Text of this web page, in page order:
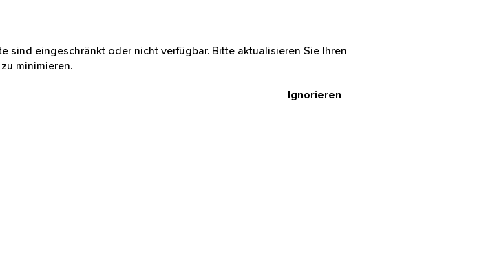
sind eingeschränkt oder nicht verfügbar. Bitte aktualisieren Sie Ihren
minimieren.
Ignorieren